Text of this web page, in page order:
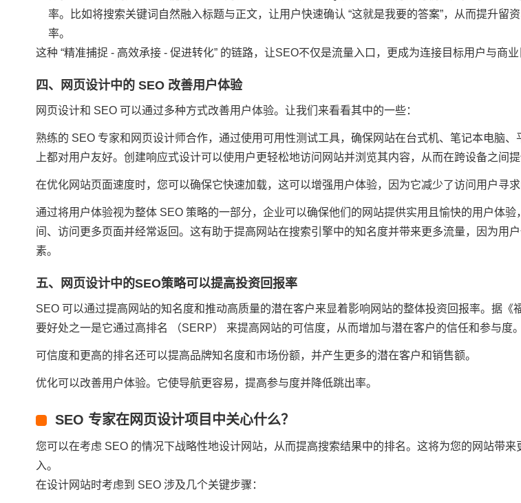
率。比如将搜索关键词自然融入标题与正文，让用户快速确认 “这就是我要的答案”，从而提升留
率。
这种 “精准捕捉 - 高效承接 - 促进转化” 的链路，让SEO不仅是流量入口，更成为连接目标用户与商业
四、网页设计中的 SEO 改善用户体验
网页设计和 SEO 可以通过多种方式改善用户体验。让我们来看看其中的一些：
熟练的 SEO 专家和网页设计师合作，通过使用可用性测试工具，确保网站在台式机、笔记本电脑
上都对用户友好。创建响应式设计可以使用户更轻松地访问网站并浏览其内容，从而在跨设备之间
在优化网站页面速度时，您可以确保它快速加载，这可以增强用户体验，因为它减少了访问用户寻求
通过将用户体验视为整体 SEO 策略的一部分，企业可以确保他们的网站提供实用且愉快的用户体
间、访问更多页面并经常返回。这有助于提高网站在搜索引擎中的知名度并带来更多流量，因为用
素。
五、网页设计中的SEO策略可以提高投资回报率
SEO 可以通过提高网站的知名度和推动高质量的潜在客户来显着影响网站的整体投资回报率。据《
要好处之一是它通过高排名 （SERP） 来提高网站的可信度，从而增加与潜在客户的信任和参与度。
可信度和更高的排名还可以提高品牌知名度和市场份额，并产生更多的潜在客户和销售额。
优化可以改善用户体验。它使导航更容易，提高参与度并降低跳出率。
SEO 专家在网页设计项目中关心什么？
您可以在考虑 SEO 的情况下战略性地设计网站，从而提高搜索结果中的排名。这将为您的网站带
入。
在设计网站时考虑到 SEO 涉及几个关键步骤：